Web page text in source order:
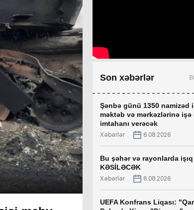
Son xəbərlər
Şənbə günü 1350 namizəd
məktəb və mərkəzlərinə işə
imtahanı verəcək
Xəbərlər 6.08.2026
Bu şəhər və rayonlarda işıq
KƏSİLƏCƏK
Xəbərlər 6.08.2026
UEFA Konfrans Liqası: